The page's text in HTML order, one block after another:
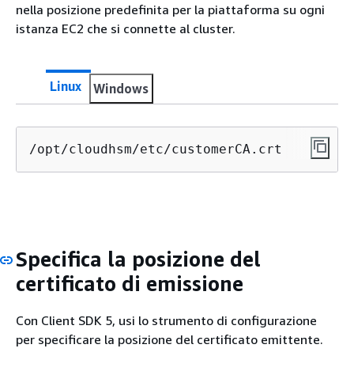
nella posizione predefinita per la piattaforma su ogni
istanza EC2 che si connette al cluster.
Linux Windows
/opt/cloudhsm/etc/customerCA.crt
Specifica la posizione del
certificato di emissione
Con Client SDK 5, usi lo strumento di configurazione
per specificare la posizione del certificato emittente.